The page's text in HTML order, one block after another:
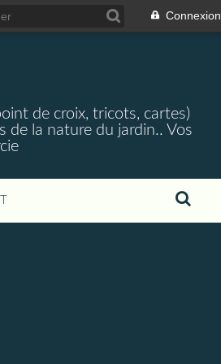
Connexion
de croix, tricots, cartes)
de la nature du jardin.. Vos